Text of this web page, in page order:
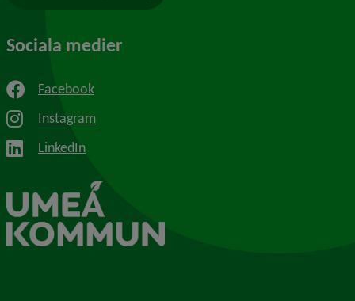
Sociala medier
Facebook
Instagram
LinkedIn